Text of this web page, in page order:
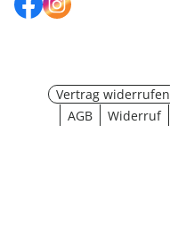
Vertrag widerrufen
AGB
Widerruf